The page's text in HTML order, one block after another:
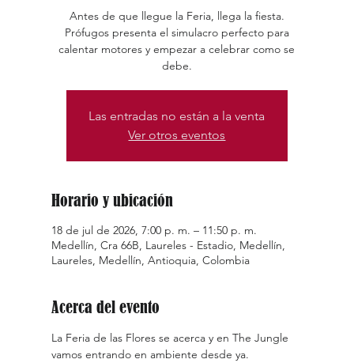
Antes de que llegue la Feria, llega la fiesta.
Prófugos presenta el simulacro perfecto para
calentar motores y empezar a celebrar como se
debe.
Las entradas no están a la venta
Ver otros eventos
Horario y ubicación
18 de jul de 2026, 7:00 p. m. – 11:50 p. m.
Medellín, Cra 66B, Laureles - Estadio, Medellín,
Laureles, Medellín, Antioquia, Colombia
Acerca del evento
La Feria de las Flores se acerca y en The Jungle
vamos entrando en ambiente desde ya.